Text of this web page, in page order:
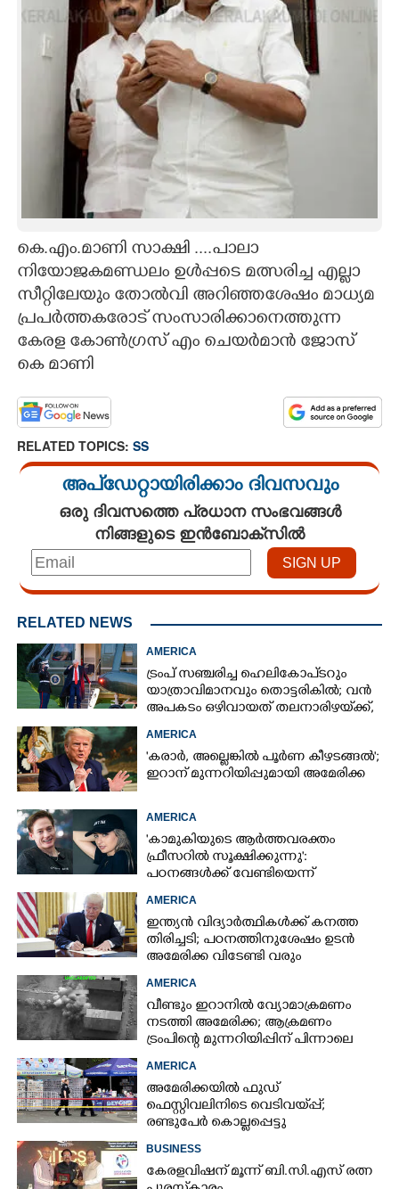
CARTOONS
LITERATURE
CONTACT US
കെ.എം.മാണി സാക്ഷി ....പാലാ
നിയോജകമണ്ഡലം ഉൾപ്പടെ മത്സരിച്ച എല്ലാ
സീറ്റിലേയും തോൽവി അറിഞ്ഞശേഷം മാധ്യമ
പ്രപർത്തകരോട് സംസാരിക്കാനെത്തുന്ന
കേരള കോൺഗ്രസ് എം ചെയർമാൻ ജോസ്
കെ മാണി
RELATED TOPICS: SS
അപ്ഡേറ്റായിരിക്കാം ദിവസവും
ഒരു ദിവസത്തെ പ്രധാന സംഭവങ്ങൾ
നിങ്ങളുടെ ഇൻബോക്സിൽ
RELATED NEWS
AMERICA
ട്രംപ് സഞ്ചരിച്ച ഹെലികോപ്‌ടറും
യാത്രാവിമാനവും തൊട്ടരികിൽ; വൻ
അപകടം ഒഴിവായത് തലനാരിഴയ്‌ക്ക്,
അന്വേഷണം
AMERICA
'കരാർ, അല്ലെങ്കിൽ പൂർണ കീഴടങ്ങൽ';
ഇറാന് മുന്നറിയിപ്പുമായി അമേരിക്ക
AMERICA
'കാമുകിയുടെ ആർത്തവരക്തം
ഫ്രീസറിൽ സൂക്ഷിക്കുന്നു':
പഠനങ്ങൾക്ക് വേണ്ടിയെന്ന്
വിശദീകരണം,​ ചർച്ചയായി ബ്രയാൻ
ജോൺസന്റെ പോസ്റ്റ്
AMERICA
ഇന്ത്യൻ വിദ്യാർത്ഥികൾക്ക് കനത്ത
തിരിച്ചടി; പഠനത്തിനുശേഷം ഉടൻ
അമേരിക്ക വിടേണ്ടി വരും
AMERICA
വീണ്ടും ഇറാനിൽ വ്യോമാക്രമണം
നടത്തി അമേരിക്ക; ആക്രമണം
ട്രംപിന്റെ മുന്നറിയിപ്പിന് പിന്നാലെ
AMERICA
അമേരിക്കയിൽ ഫുഡ്
ഫെസ്റ്റിവലിനിടെ വെടിവയ്‌പ്പ്;
രണ്ടുപേർ കൊല്ലപ്പെട്ടു
BUSINESS
കേരളവിഷന് മൂന്ന് ബി.സി.എസ് രത്ന